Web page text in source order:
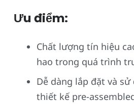
Ưu điểm:
Chất lượng tín hiệu
hao trong quá trình
Dễ dàng lắp đặt và
thiết kế pre-